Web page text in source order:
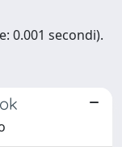
0.001 secondi).